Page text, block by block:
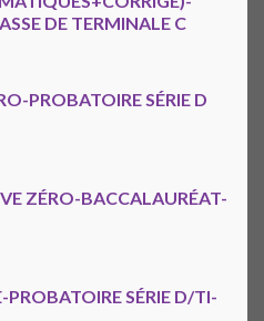
DE TERMINALE C
PROBATOIRE SÉRIE D
ZÉRO-BACCALAURÉAT-
PROBATOIRE SÉRIE D/TI-